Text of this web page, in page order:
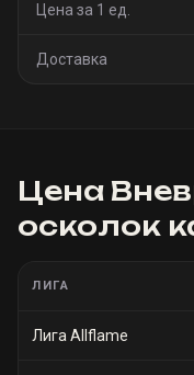
Цена за 1 ед.
Доставка
Цена
осколок
ЛИГА
Лига Allflame